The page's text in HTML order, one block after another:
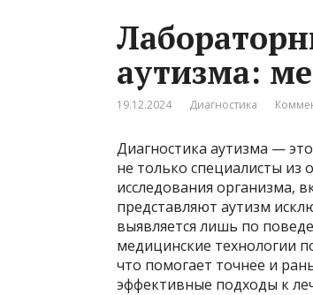
аутизма:
19.12.2024 Диагностика
Диагностика аутизма —
не только специалисты из
исследования организма,
представляют аутизм
выявляется лишь по
медицинские технологии
что помогает точнее и
эффективные подходы к